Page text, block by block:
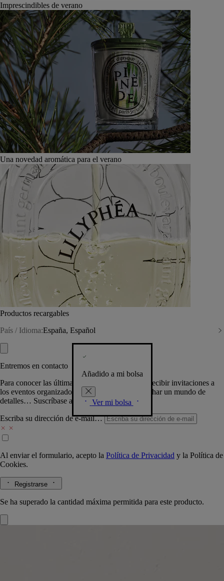
Imprescindibles de verano
Una novedad aromática para el verano
Productos recargables
País / Idioma:España, Español
Añadido a mi bolsa
Ver mi bolsa
Entremos en contacto
Para conocer las últimas creaciones de la Casa, recibir invitaciones a
los eventos organizados por Diptyque y aprovechar un mundo de
detalles… Suscríbase a nuestra newsletter.
Escriba su dirección de e-mail…
Al enviar el formulario, acepto la Política de Privacidad y la Política de
Cookies.
Registrarse
Se ha superado la cantidad máxima permitida para este producto.